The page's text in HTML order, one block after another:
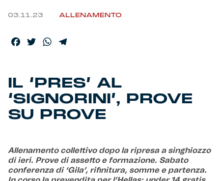
Helan x Genoa
Isolani x Genoa
Fortissimo batte il mio cuor
03.11.23 ALLENAMENTO
Facebook
TwitterWhatsApp
IL ‘PRES’ AL
‘SIGNORINI’, PROVE
SU PROVE
Allenamento collettivo dopo la ripresa a singhiozzo
di ieri. Prove di assetto e formazione. Sabato
conferenza di ‘Gila’, rifinitura, somme e partenza.